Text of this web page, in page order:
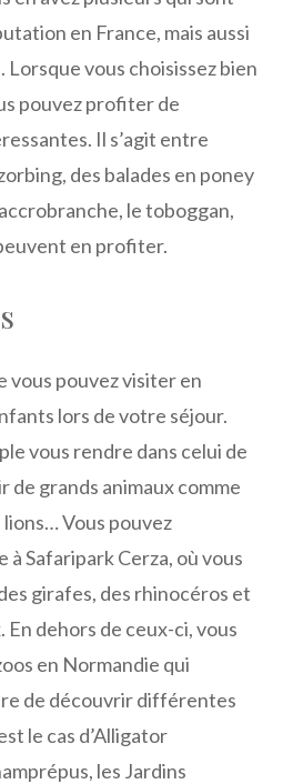
en France, mais aussi
vous choisissez bien
pouvez profiter de
Il s’agit entre
des balades en poney
le toboggan,
en profiter.
vous pouvez visiter en
lors de votre séjour.
vous rendre dans celui de
de grands animaux comme
lions… Vous pouvez
Safaripark Cerza, où vous
girafes, des rhinocéros et
En dehors de ceux-ci, vous
en Normandie qui
de découvrir différentes
le cas d’Alligator
les Jardins